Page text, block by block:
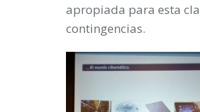
apropiada para esta
contingencias.